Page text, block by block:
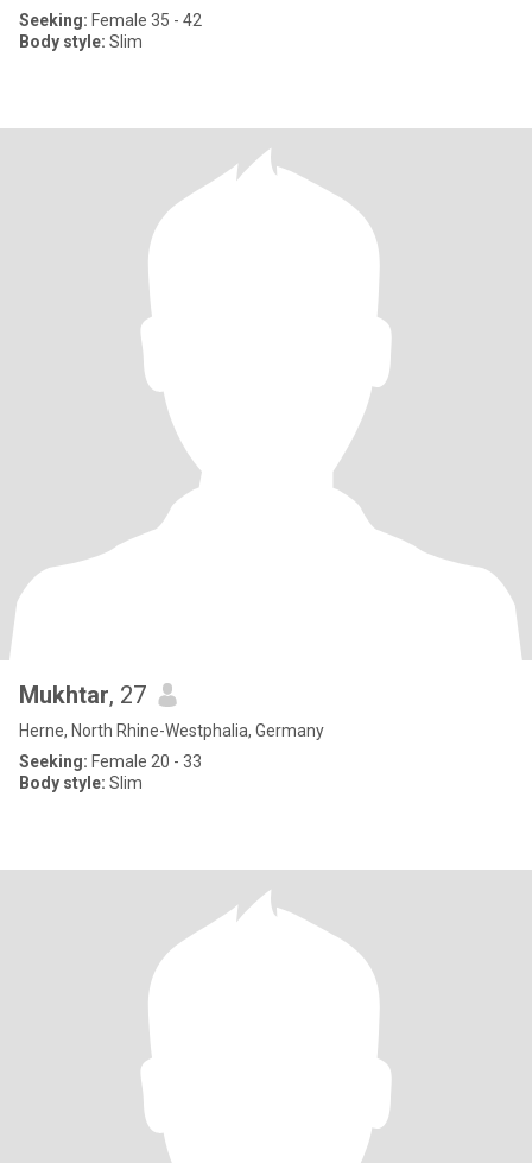
Seeking: Female 35 - 42
Body style: Slim
Mukhtar, 27
Herne, North Rhine-Westphalia, Germany
Seeking: Female 20 - 33
Body style: Slim